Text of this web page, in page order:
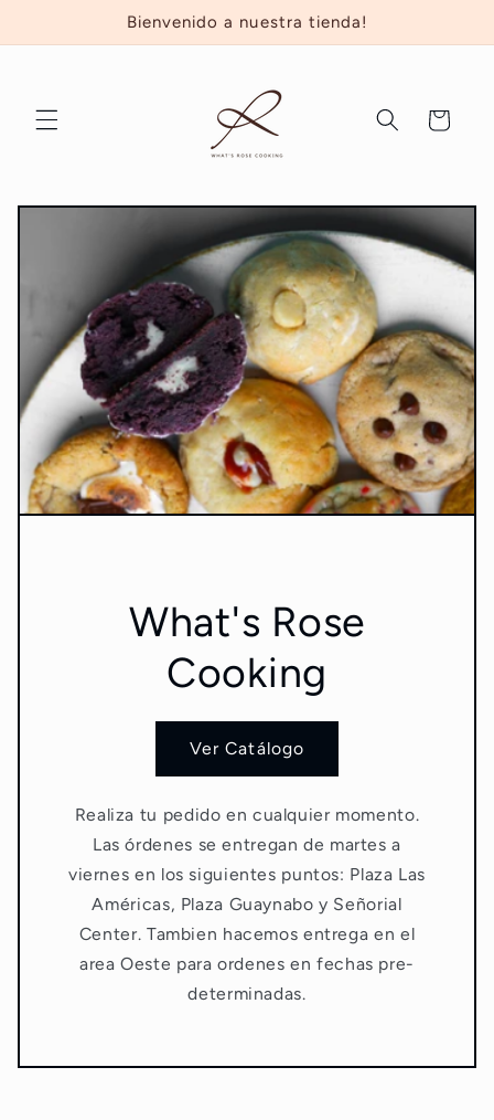
directamente
al contenido
Bienvenido a nuestra tienda!
Carrito
What's Rose
Cooking
Ver Catálogo
Realiza tu pedido en cualquier momento.
Las órdenes se entregan de martes a
viernes en los siguientes puntos: Plaza Las
Américas, Plaza Guaynabo y Señorial
Center. Tambien hacemos entrega en el
area Oeste para ordenes en fechas pre-
determinadas.